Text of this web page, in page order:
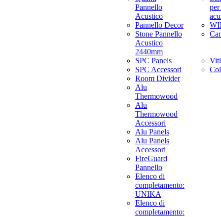
Pannello
Acustico
Pannello Decor
Stone Pannello
Acustico
2440mm
SPC Panels
SPC Accessori
Room Divider
Alu
Thermowood
Alu
Thermowood
Accessori
Alu Panels
Alu Panels
Accessori
FireGuard
Pannello
Elenco di
completamento:
UNIKA
Elenco di
completamento:
Viti